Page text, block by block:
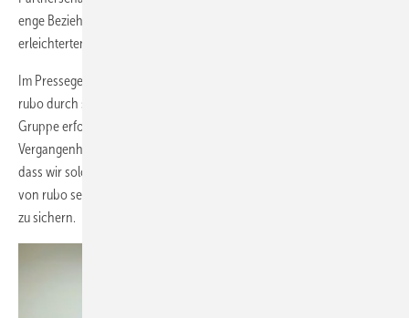
enge Beziehung und das gemeinsame mittelständische Denken
erleichterten die Entscheidung.
Im Pressegespräch wird deutlich, dass die Hilzinger Gruppe plane,
rubo durch strukturelle Veränderungen und Synergieeffekte in der
Gruppe erfolgreich zu integrieren. Helmut Hilzinger: „Wir haben in der
Vergangenheit bereits bei einigen anderen Unternehmen bewiesen,
dass wir solche Aufgaben erfolgreich meistern können.“ Der Erhalt
von rubo sei wichtig, um die Sonderbau-Kompetenz in Deutschland
zu sichern.